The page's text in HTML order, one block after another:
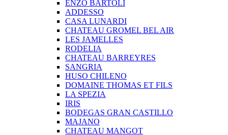
ENZO BARTOLI
ADDESSO
CASA LUNARDI
CHATEAU GROMEL BEL AIR
LES JAMELLES
RODELIA
CHATEAU BARREYRES
SANGRIA
HUSO CHILENO
DOMAINE THOMAS ET FILS
LA SPEZIA
IRIS
BODEGAS GRAN CASTILLO
MAJANO
CHATEAU MANGOT